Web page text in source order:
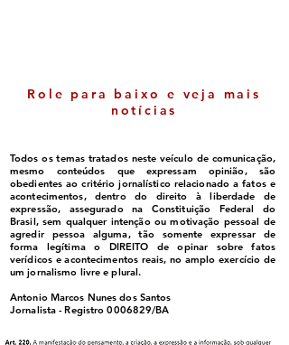
Role para baixo e veja mais
notícias
Todos os temas tratados neste veículo de comunicação,
mesmo conteúdos que expressam opinião, são
obedientes ao critério jornalístico relacionado a fatos e
acontecimentos, dentro do direito à liberdade de
expressão, assegurado na Constituição Federal do
Brasil, sem qualquer intenção ou motivação pessoal de
agredir pessoa alguma, tão somente expressar de
forma legítima o DIREITO de opinar sobre fatos
verídicos e acontecimentos reais, no amplo exercício de
um jornalismo livre e plural.
Antonio Marcos Nunes dos Santos
Jornalista - Registro0006829/BA